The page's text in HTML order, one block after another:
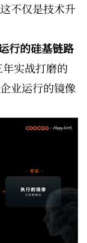
不仅是技术升
行的硅基链路
实战打磨的
业运行的镜像